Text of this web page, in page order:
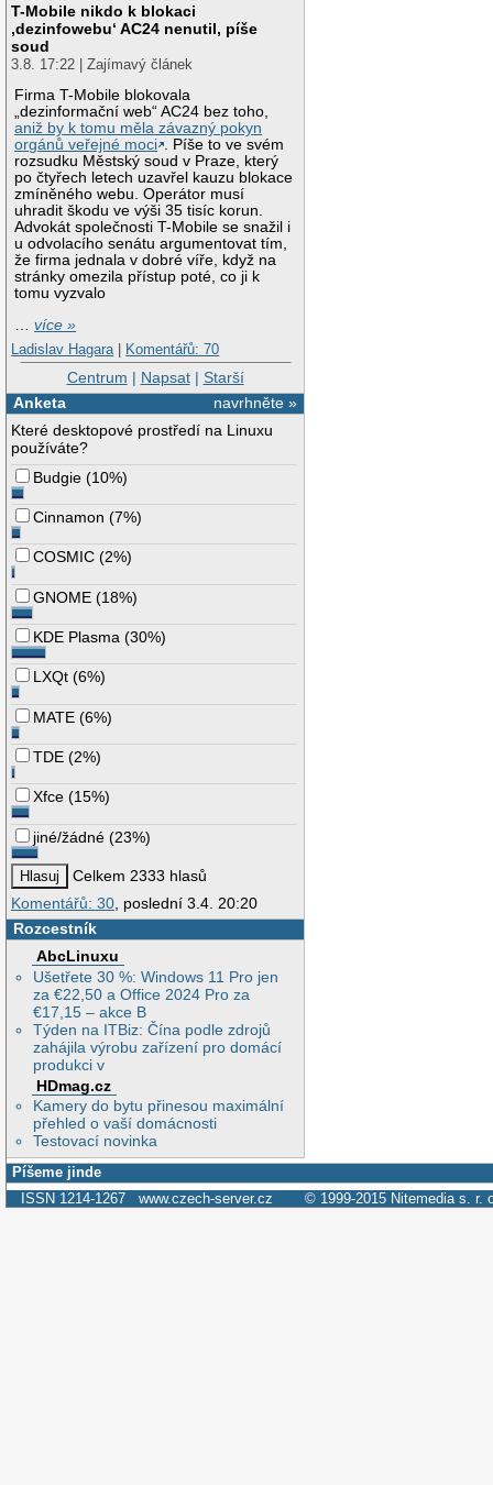
T-Mobile nikdo k blokaci
‚dezinfowebu‘ AC24 nenutil, píše
soud
3.8. 17:22 | Zajímavý článek
Firma T-Mobile blokovala
„dezinformační web“ AC24 bez toho,
aniž by k tomu měla závazný pokyn
orgánů veřejné moci . Píše to ve svém
rozsudku Městský soud v Praze, který
po čtyřech letech uzavřel kauzu blokace
zmíněného webu. Operátor musí
uhradit škodu ve výši 35 tisíc korun.
Advokát společnosti T-Mobile se snažil i
u odvolacího senátu argumentovat tím,
že firma jednala v dobré víře, když na
stránky omezila přístup poté, co ji k
tomu vyzvalo
…více »
Ladislav Hagara | Komentářů: 70
Centrum | Napsat| Starší
navrhněte »
Anketa
Které desktopové prostředí na Linuxu
používáte?
Budgie (10%)
Cinnamon (7%)
COSMIC (2%)
GNOME (18%)
KDE Plasma (30%)
LXQt (6%)
MATE (6%)
TDE (2%)
Xfce (15%)
jiné/žádné (23%)
Celkem 2333 hlasů
Komentářů: 30, poslední 3.4. 20:20
Rozcestník
AbcLinuxu
Ušetřete 30 %: Windows 11 Pro jen
za €22,50 a Office 2024 Pro za
€17,15 – akce B
Týden na ITBiz: Čína podle zdrojů
zahájila výrobu zařízení pro domácí
produkci v
HDmag.cz
Kamery do bytu přinesou maximální
přehled o vaší domácnosti
Testovací novinka
Píšeme jinde
ISSN 1214-1267 www.czech-server.cz © 1999-2015 Nitemedia s. r.